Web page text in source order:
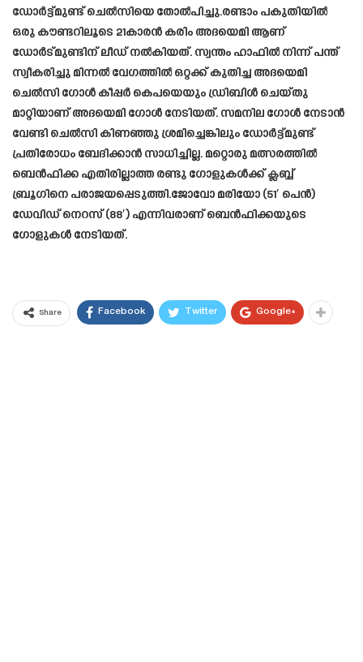
ഡോർട്ട്മുണ്ട് ചെൽസിയെ തോൽപിച്ചു.രണ്ടാം പകുതിയിൽ
ഒരു കൗണ്ടറിലൂടെ 21കാരൻ കരിം അദയെമി ആണ്
ഡോർട്മുണ്ടിന് ലീഡ് നൽകിയത്. സ്വന്തം ഹാഫിൽ നിന്ന് പന്ത്
സ്വീകരിച്ചു മിന്നൽ വേഗത്തിൽ ഒറ്റക്ക് കുതിച്ച അദയെമി
ചെൽസി ഗോൾ കീപ്പർ കെപയെയും ഡ്രിബിൾ ചെയ്തു
മാറ്റിയാണ് അദയെമി ഗോൾ നേടിയത്. സമനില ഗോൾ നേടാൻ
വേണ്ടി ചെൽസി കിണഞ്ഞു ശ്രമിച്ചെങ്കിലും ഡോർട്ട്മുണ്ട്
പ്രതിരോധം ബേദിക്കാൻ സാധിച്ചില്ല. മറ്റൊരു മത്സരത്തിൽ
ബെൻഫിക്ക എതിരില്ലാത്ത രണ്ടു ഗോളുകൾക്ക് ക്ലബ്ബ്
ബ്രൂഗിനെ പരാജയപ്പെടുത്തി.ജോവോ മരിയോ (51′ പെൻ)
ഡേവിഡ് നെറസ് (88′) എന്നിവരാണ് ബെൻഫിക്കയുടെ
ഗോളുകൾ നേടിയത്.
Share Facebook Twitter Google+